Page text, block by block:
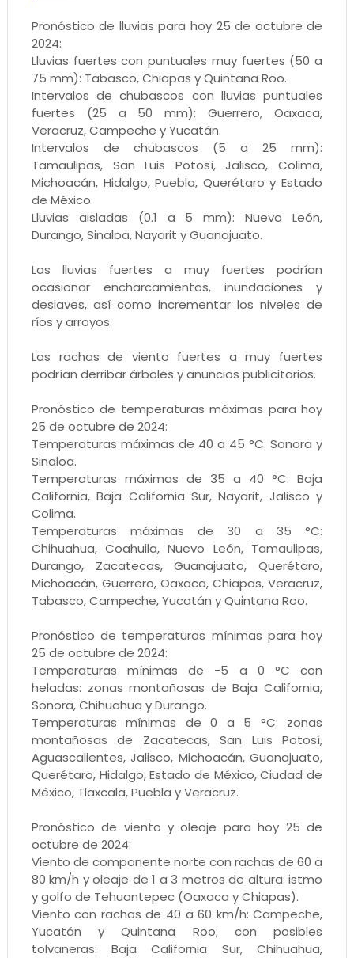
Pronóstico de lluvias para hoy 25 de octubre de
2024:
Lluvias fuertes con puntuales muy fuertes (50 a
75 mm): Tabasco, Chiapas y Quintana Roo.
Intervalos de chubascos con lluvias puntuales
fuertes (25 a 50 mm): Guerrero, Oaxaca,
Veracruz, Campeche y Yucatán.
Intervalos de chubascos (5 a 25 mm):
Tamaulipas, San Luis Potosí, Jalisco, Colima,
Michoacán, Hidalgo, Puebla, Querétaro y Estado
de México.
Lluvias aisladas (0.1 a 5 mm): Nuevo León,
Durango, Sinaloa, Nayarit y Guanajuato.
Las lluvias fuertes a muy fuertes podrían
ocasionar encharcamientos, inundaciones y
deslaves, así como incrementar los niveles de
ríos y arroyos.
Las rachas de viento fuertes a muy fuertes
podrían derribar árboles y anuncios publicitarios.
Pronóstico de temperaturas máximas para hoy
25 de octubre de 2024:
Temperaturas máximas de 40 a 45 °C: Sonora y
Sinaloa.
Temperaturas máximas de 35 a 40 °C: Baja
California, Baja California Sur, Nayarit, Jalisco y
Colima.
Temperaturas máximas de 30 a 35 °C:
Chihuahua, Coahuila, Nuevo León, Tamaulipas,
Durango, Zacatecas, Guanajuato, Querétaro,
Michoacán, Guerrero, Oaxaca, Chiapas, Veracruz,
Tabasco, Campeche, Yucatán y Quintana Roo.
Pronóstico de temperaturas mínimas para hoy
25 de octubre de 2024:
Temperaturas mínimas de -5 a 0 °C con
heladas: zonas montañosas de Baja California,
Sonora, Chihuahua y Durango.
Temperaturas mínimas de 0 a 5 °C: zonas
montañosas de Zacatecas, San Luis Potosí,
Aguascalientes, Jalisco, Michoacán, Guanajuato,
Querétaro, Hidalgo, Estado de México, Ciudad de
México, Tlaxcala, Puebla y Veracruz.
Pronóstico de viento y oleaje para hoy 25 de
octubre de 2024:
Viento de componente norte con rachas de 60 a
80 km/h y oleaje de 1 a 3 metros de altura: istmo
y golfo de Tehuantepec (Oaxaca y Chiapas).
Viento con rachas de 40 a 60 km/h: Campeche,
Yucatán y Quintana Roo; con posibles
tolvaneras: Baja California Sur, Chihuahua,